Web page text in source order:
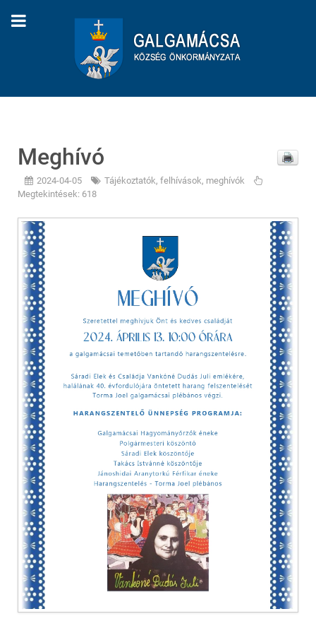
Meghívó
2024-04-05
Tájékoztatók, felhívások, meghívók
Megtekintések: 618